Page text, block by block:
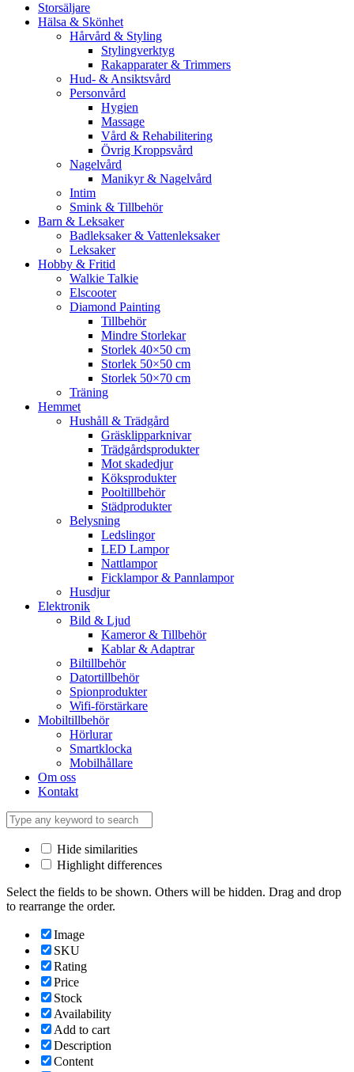
Storsäljare
Hälsa & Skönhet
Hårvård & Styling
Stylingverktyg
Rakapparater & Trimmers
Hud- & Ansiktsvård
Personvård
Hygien
Massage
Vård & Rehabilitering
Övrig Kroppsvård
Nagelvård
Manikyr & Nagelvård
Intim
Smink & Tillbehör
Barn & Leksaker
Badleksaker & Vattenleksaker
Leksaker
Hobby & Fritid
Walkie Talkie
Elscooter
Diamond Painting
Tillbehör
Mindre Storlekar
Storlek 40×50 cm
Storlek 50×50 cm
Storlek 50×70 cm
Träning
Hemmet
Hushåll & Trädgård
Gräsklipparknivar
Trädgårdsprodukter
Mot skadedjur
Köksprodukter
Pooltillbehör
Städprodukter
Belysning
Ledslingor
LED Lampor
Nattlampor
Ficklampor & Pannlampor
Husdjur
Elektronik
Bild & Ljud
Kameror & Tillbehör
Kablar & Adaptrar
Biltillbehör
Datortillbehör
Spionprodukter
Wifi-förstärkare
Mobiltillbehör
Hörlurar
Smartklocka
Mobilhållare
Om oss
Kontakt
Hide similarities
Highlight differences
Select the fields to be shown. Others will be hidden. Drag and drop
to rearrange the order.
Image
SKU
Rating
Price
Stock
Availability
Add to cart
Description
Content